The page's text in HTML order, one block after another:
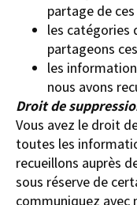
partage de
les catégories
partageons
les
nous avons
Droit de
Vous avez le droit
toutes les
recueillons auprès
sous réserve de
communiquez avec